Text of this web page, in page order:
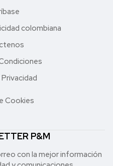
colombiana
Cookies
P&M
con la mejor in formación